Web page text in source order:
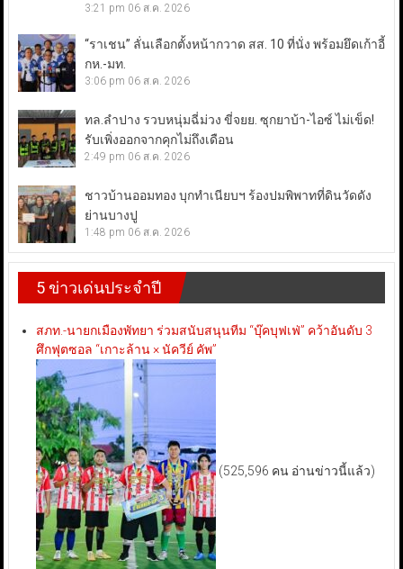
3:21 pm 06 ส.ค. 2026
“ราเชน” ลั่นเลือกตั้งหน้ากวาด สส. 10 ที่นั่ง พร้อมยึดเก้าอี้
กห.-มท.
3:06 pm 06 ส.ค. 2026
ทล.ลำปาง รวบหนุ่มฉี่ม่วง ขี่จยย. ซุกยาบ้า-ไอซ์ ไม่เข็ด!
รับเพิ่งออกจากคุกไม่ถึงเดือน
2:49 pm 06 ส.ค. 2026
ชาวบ้านออมทอง บุกทำเนียบฯ ร้องปมพิพาทที่ดินวัดดัง
ย่านบางปู
1:48 pm 06 ส.ค. 2026
5 ข่าวเด่นประจำปี
สภท.-นายกเมืองพัทยา ร่วมสนับสนุนทีม “บุ๊คบุฟเฟ่” คว้าอันดับ 3
ศึกฟุตซอล “เกาะล้าน × นัควีย์ คัพ”
(525,596 คน อ่านข่าวนี้แล้ว)